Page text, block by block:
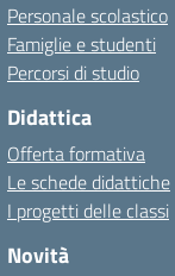
Personale scolastico
Famiglie e studenti
Percorsi di studio
Didattica
Offerta formativa
Le schede didattiche
I progetti delle classi
Novità